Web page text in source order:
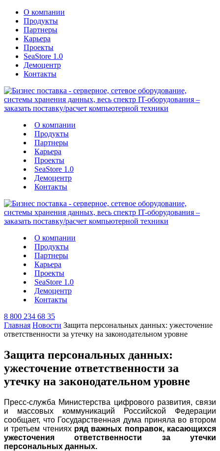
О компании
Продукты
Партнеры
Карьера
Проекты
SeaStore 1.0
Демоцентр
Контакты
О компании
Продукты
Партнеры
Карьера
Проекты
SeaStore 1.0
Демоцентр
Контакты
О компании
Продукты
Партнеры
Карьера
Проекты
SeaStore 1.0
Демоцентр
Контакты
8 800 234 68 35
Главная Новости Защита персональных данных: ужесточение
ответственности за утечку на законодательном уровне
Защита персональных данных:
ужесточение ответственности за
утечку на законодательном уровне
Пресс-служба Министерства цифрового развития, связи
и массовых коммуникаций Российской Федерации
сообщает, что Государственная дума приняла во втором
и третьем чтениях ряд важных поправок, касающихся
ужесточения ответственности за утечки
персональных данных.